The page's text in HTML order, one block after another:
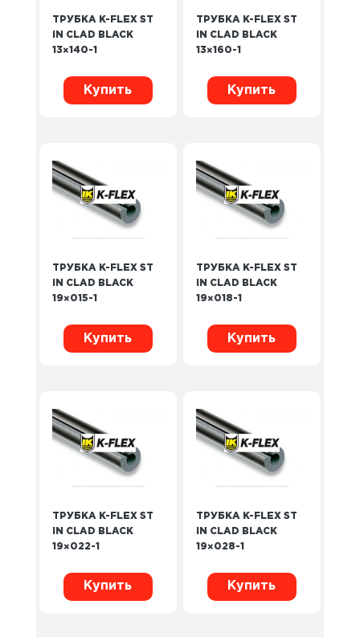
ТРУБКА K-FLEX ST
IN CLAD BLACK
13×140-1
Купить
ТРУБКА K-FLEX ST
IN CLAD BLACK
13×160-1
Купить
ТРУБКА K-FLEX ST
IN CLAD BLACK
19×015-1
Купить
ТРУБКА K-FLEX ST
IN CLAD BLACK
19×018-1
Купить
ТРУБКА K-FLEX ST
IN CLAD BLACK
19×022-1
Купить
ТРУБКА K-FLEX ST
IN CLAD BLACK
19×028-1
Купить